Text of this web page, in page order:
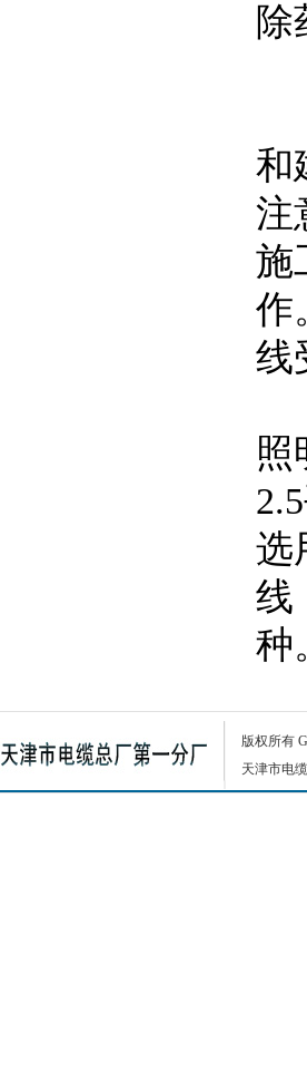
除
和
注
施
作
线
照
选
线
种
版权所有
天津市电